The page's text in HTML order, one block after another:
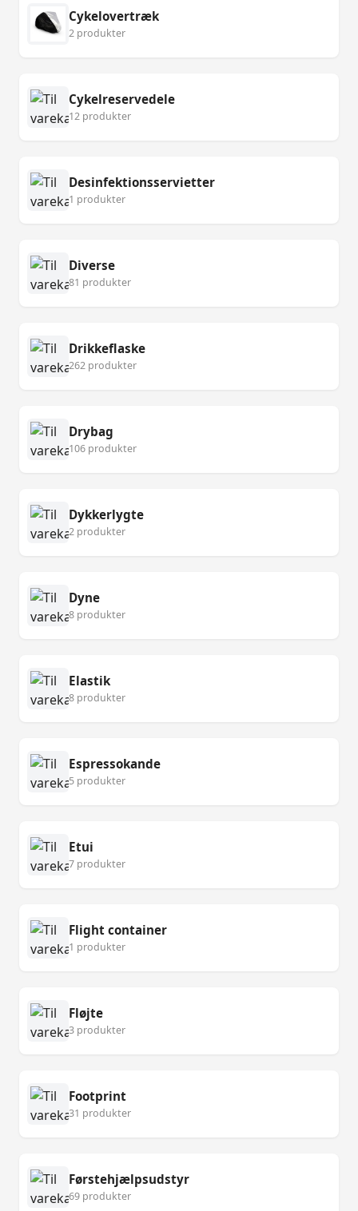
Cykelovertræk
2 produkter
Cykelreservedele
12 produkter
Desinfektionsservietter
1 produkter
Diverse
81 produkter
Drikkeflaske
262 produkter
Drybag
106 produkter
Dykkerlygte
2 produkter
Dyne
8 produkter
Elastik
8 produkter
Espressokande
5 produkter
Etui
7 produkter
Flight container
1 produkter
Fløjte
3 produkter
Footprint
31 produkter
Førstehjælpsudstyr
69 produkter